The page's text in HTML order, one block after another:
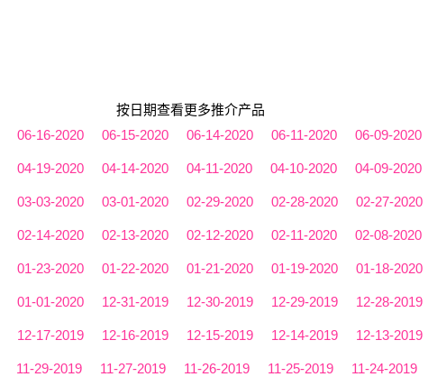
按日期查看更多推介产品
06-16-2020 06-15-2020 06-14-2020 06-11-2020 06-09-2020
04-19-2020 04-14-2020 04-11-2020 04-10-2020 04-09-2020
03-03-2020 03-01-2020 02-29-2020 02-28-2020 02-27-2020
02-14-2020 02-13-2020 02-12-2020 02-11-2020 02-08-2020
01-23-2020 01-22-2020 01-21-2020 01-19-2020 01-18-2020
01-01-2020 12-31-2019 12-30-2019 12-29-2019 12-28-2019
12-17-2019 12-16-2019 12-15-2019 12-14-2019 12-13-2019
11-29-2019 11-27-2019 11-26-2019 11-25-2019 11-24-2019